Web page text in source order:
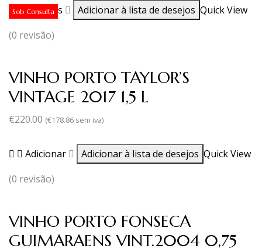
Sob Consulta
Ler mais Adicionar à lista de desejos Quick View
(0 revisão)
VINHO PORTO TAYLOR’S
VINTAGE 2017 1,5 L
€220.00 (€178.86 sem iva)
Adicionar Adicionar à lista de desejos Quick View
(0 revisão)
VINHO PORTO FONSECA
GUIMARAENS VINT.2004 0,75